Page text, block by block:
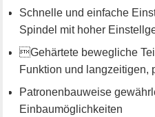
Schnelle und einfache
Spindel mit hoher
Gehärtete bewegliche
Funktion und langzeitigen,
Patronenbauweise
Einbaumöglichkeiten